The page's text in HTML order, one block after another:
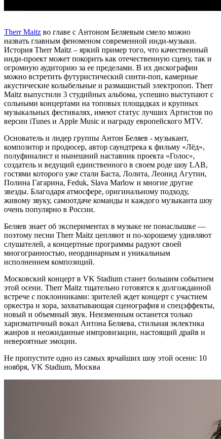
Therr Maitz во главе с Антоном Беляевым смело можно
назвать главным феноменом современной инди-музыки.
История Therr Maitz – яркий пример того, что качественный
инди-проект может покорить как отечественную сцену, так и
огромную аудиторию за ее пределами. В их дискографии
можно встретить футуристический синти-поп, камерные
акустические колыбельные и размашистый электропоп. Therr
Maitz выпустили 3 студийных альбома, успешно выступают с
сольными концертами на топовых площадках и крупных
музыкальных фестивалях, имеют статус лучших Артистов по
версии iTunes и Apple Music и награду европейского MTV.
Основатель и лидер группы Антон Беляев - музыкант,
композитор и продюсер, автор саундтрека к фильму «Лёд»,
полуфиналист и нынешний наставник проекта «Голос»,
создатель и ведущий единственного в своем роде шоу LAB,
гостями которого уже стали Баста, Лолита, Леонид Агутин,
Полина Гагарина, Feduk, Slava Marlow и многие другие
звезды. Благодаря атмосфере, оригинальному подходу,
живому звуку, самоотдаче команды и каждого музыканта шоу
очень популярно в России.
Беляев знает об экспериментах в музыке не понаслышке —
поэтому песни Therr Maitz цепляют и по-хорошему удивляют
слушателей, а концертные программы радуют своей
многогранностью, неординарным и уникальным
исполнением композиций.
Московский концерт в VK Stadium станет большим событием
этой осени. Therr Maitz тщательно готовятся к долгожданной
встрече с поклонниками: зрителей ждет концерт с участием
оркестра и хора, захватывающая сценография и спецэффекты,
новый и объемный звук. Неизменным останется только
харизматичный вокал Антона Беляева, стильная эклектика
жанров и неожиданные импровизации, настоящий драйв и
невероятные эмоции.
Не пропустите одно из самых ярчайших шоу этой осени: 10
ноября, VK Stadium, Москва